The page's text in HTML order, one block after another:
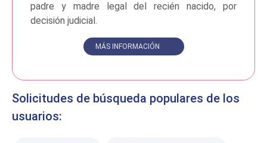
padre y madre legal del recién nacido, por
decisión judicial.
MÁS INFORMACIÓN
Solicitudes de búsqueda populares de los
usuarios: